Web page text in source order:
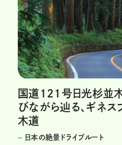
国道121号日光杉並木
びながら辿る、ギネ
木道
日本の絶景ドライブルート